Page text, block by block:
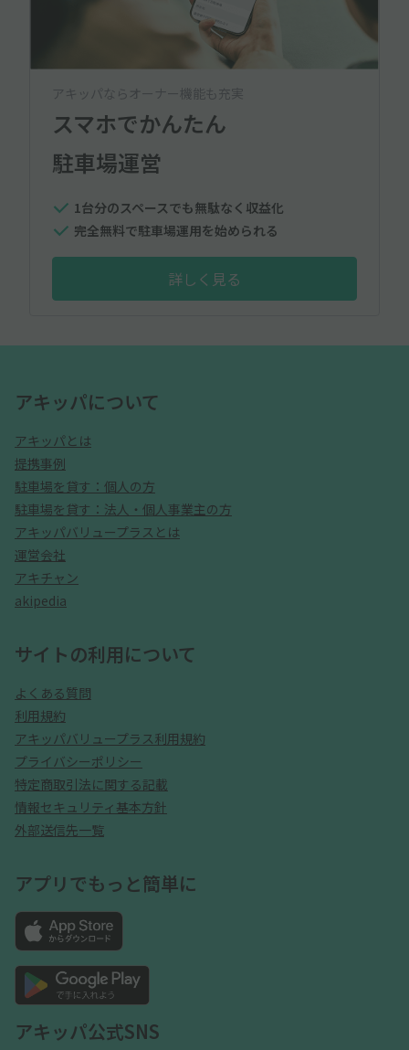
アキッパならオーナー機能も充実
スマホでかんたん
駐車場運営
1台分のスペースでも無駄なく収益化
完全無料で駐車場運用を始められる
詳しく見る
アキッパについて
アキッパとは
提携事例
駐車場を貸す：個人の方
駐車場を貸す：法人・個人事業主の方
アキッパバリュープラスとは
運営会社
アキチャン
akipedia
サイトの利用について
よくある質問
利用規約
アキッパバリュープラス利用規約
プライバシーポリシー
特定商取引法に関する記載
情報セキュリティ基本方針
外部送信先一覧
アプリでもっと簡単に
アキッパ公式SNS